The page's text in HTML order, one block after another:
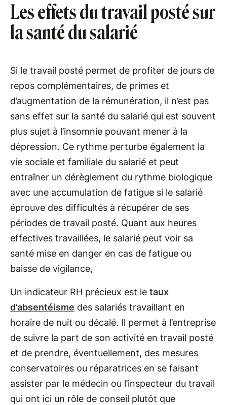
Les effets du travail posté sur
la santé du salarié
Si le travail posté permet de profiter de jours de
repos complémentaires, de primes et
d’augmentation de la rémunération, il n’est pas
sans effet sur la santé du salarié qui est souvent
plus sujet à l’insomnie pouvant mener à la
dépression. Ce rythme perturbe également la
vie sociale et familiale du salarié et peut
entraîner un dérèglement du rythme biologique
avec une accumulation de fatigue si le salarié
éprouve des difficultés à récupérer de ses
périodes de travail posté. Quant aux heures
effectives travaillées, le salarié peut voir sa
santé mise en danger en cas de fatigue ou
baisse de vigilance,
Un indicateur RH précieux est le taux
d’absentéisme des salariés travaillant en
horaire de nuit ou décalé. Il permet à l’entreprise
de suivre la part de son activité en travail posté
et de prendre, éventuellement, des mesures
conservatoires ou réparatrices en se faisant
assister par le médecin ou l’inspecteur du travail
qui ont ici un rôle de conseil plutôt que